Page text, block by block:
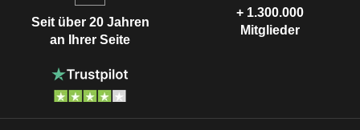
Seit über 20 Jahren
an Ihrer Seite
+ 1.300.000
Mitglieder